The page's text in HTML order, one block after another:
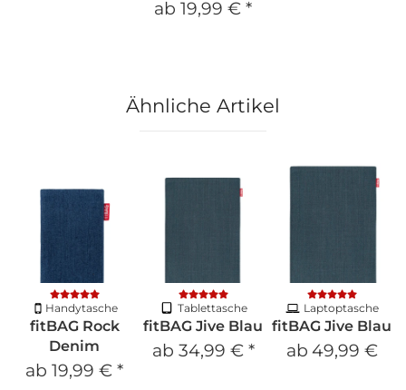
ab 19,99 € *
Ähnliche Artikel
Handytasche
fitBAG Rock
Denim
ab 19,99 € *
Tablettasche
fitBAG Jive Blau
ab 34,99 € *
Laptoptasche
fitBAG Jive Blau
ab 49,99 €